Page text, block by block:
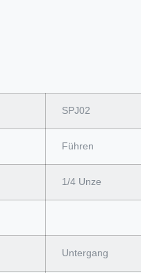
SPJ02
Führen
1/4 Unze
Untergang